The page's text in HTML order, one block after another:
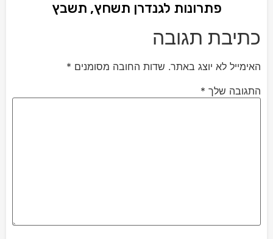
פתרונות לגנדרן תשחץ, תשבץ
כתיבת תגובה
האימייל לא יוצג באתר. שדות החובה מסומנים *
התגובה שלך *